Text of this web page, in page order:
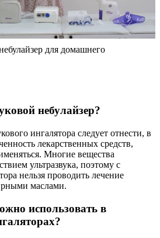
для домашнего
небулайзер?
ингалятора следует отнести, в
лекарственных средств,
Многие вещества
ультразвука, поэтому с
нельзя проводить лечение
маслами.
использовать в